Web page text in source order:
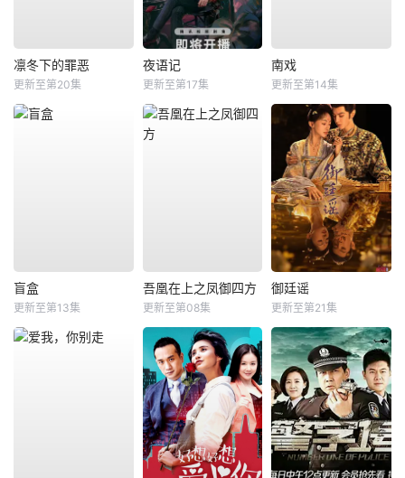
凛冬下的罪恶
更新至第20集
夜语记
更新至第17集
南戏
更新至第14集
盲盒
更新至第13集
吾凰在上之凤御四方
更新至第08集
御廷谣
更新至第21集